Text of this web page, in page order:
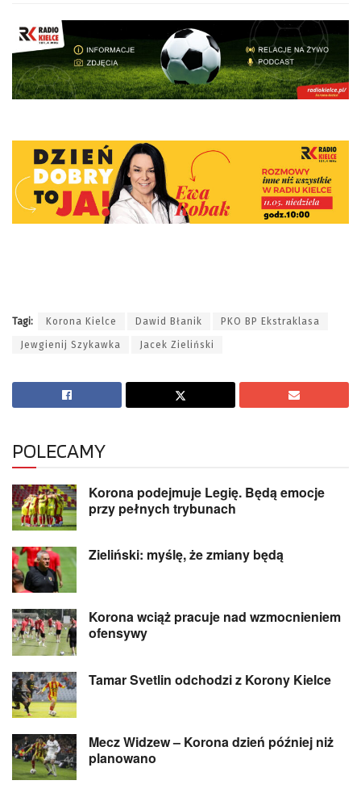
Tagi: Korona Kielce Dawid Błanik PKO BP Ekstraklasa
Jewgienij Szykawka Jacek Zieliński
POLECAMY
Korona podejmuje Legię. Będą emocje
przy pełnych trybunach
Zieliński: myślę, że zmiany będą
Korona wciąż pracuje nad wzmocnieniem
ofensywy
Tamar Svetlin odchodzi z Korony Kielce
Mecz Widzew – Korona dzień później niż
planowano